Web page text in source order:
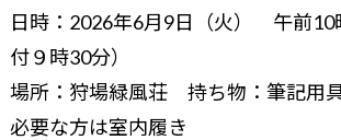
日時：2026年6月9日（火） 午前10
付９時30分）
場所：狩場緑風荘 持ち物：筆記用具
必要な方は室内履き